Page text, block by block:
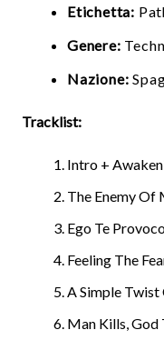
Etichetta:
Genere:
Nazione:
Tracklist:
Intro +
The Enemy Of
Ego Te
Feeling The
A Simple Twist
Man Kills, God